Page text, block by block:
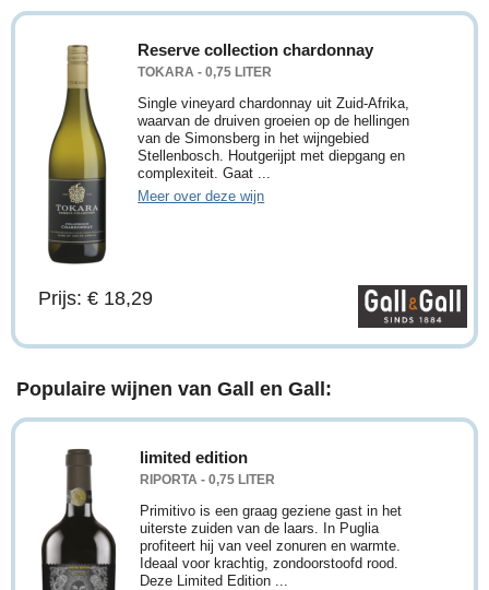
Reserve collection chardonnay
TOKARA - 0,75 LITER
Single vineyard chardonnay uit Zuid-Afrika,
waarvan de druiven groeien op de hellingen
van de Simonsberg in het wijngebied
Stellenbosch. Houtgerijpt met diepgang en
complexiteit. Gaat ...
Meer over deze wijn
Prijs: € 18,29
Populaire wijnen van Gall en Gall:
limited edition
RIPORTA - 0,75 LITER
Primitivo is een graag geziene gast in het
uiterste zuiden van de laars. In Puglia
profiteert hij van veel zonuren en warmte.
Ideaal voor krachtig, zondoorstoofd rood.
Deze Limited Edition ...